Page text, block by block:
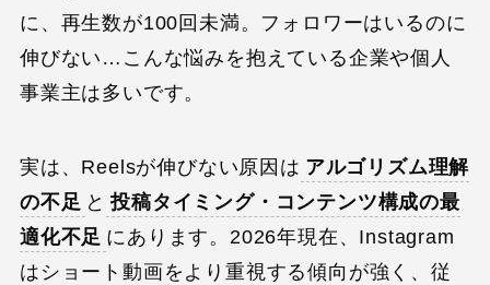
に、再生数が100回未満。フォロワーはいるのに
伸びない…こんな悩みを抱えている企業や個人
事業主は多いです。
実は、Reelsが伸びない原因は アルゴリズム理解
の不足 と 投稿タイミング・コンテンツ構成の最
適化不足 にあります。2026年現在、Instagram
はショート動画をより重視する傾向が強く、従